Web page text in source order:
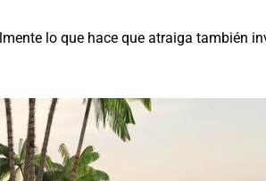
lo que hace que atraiga también